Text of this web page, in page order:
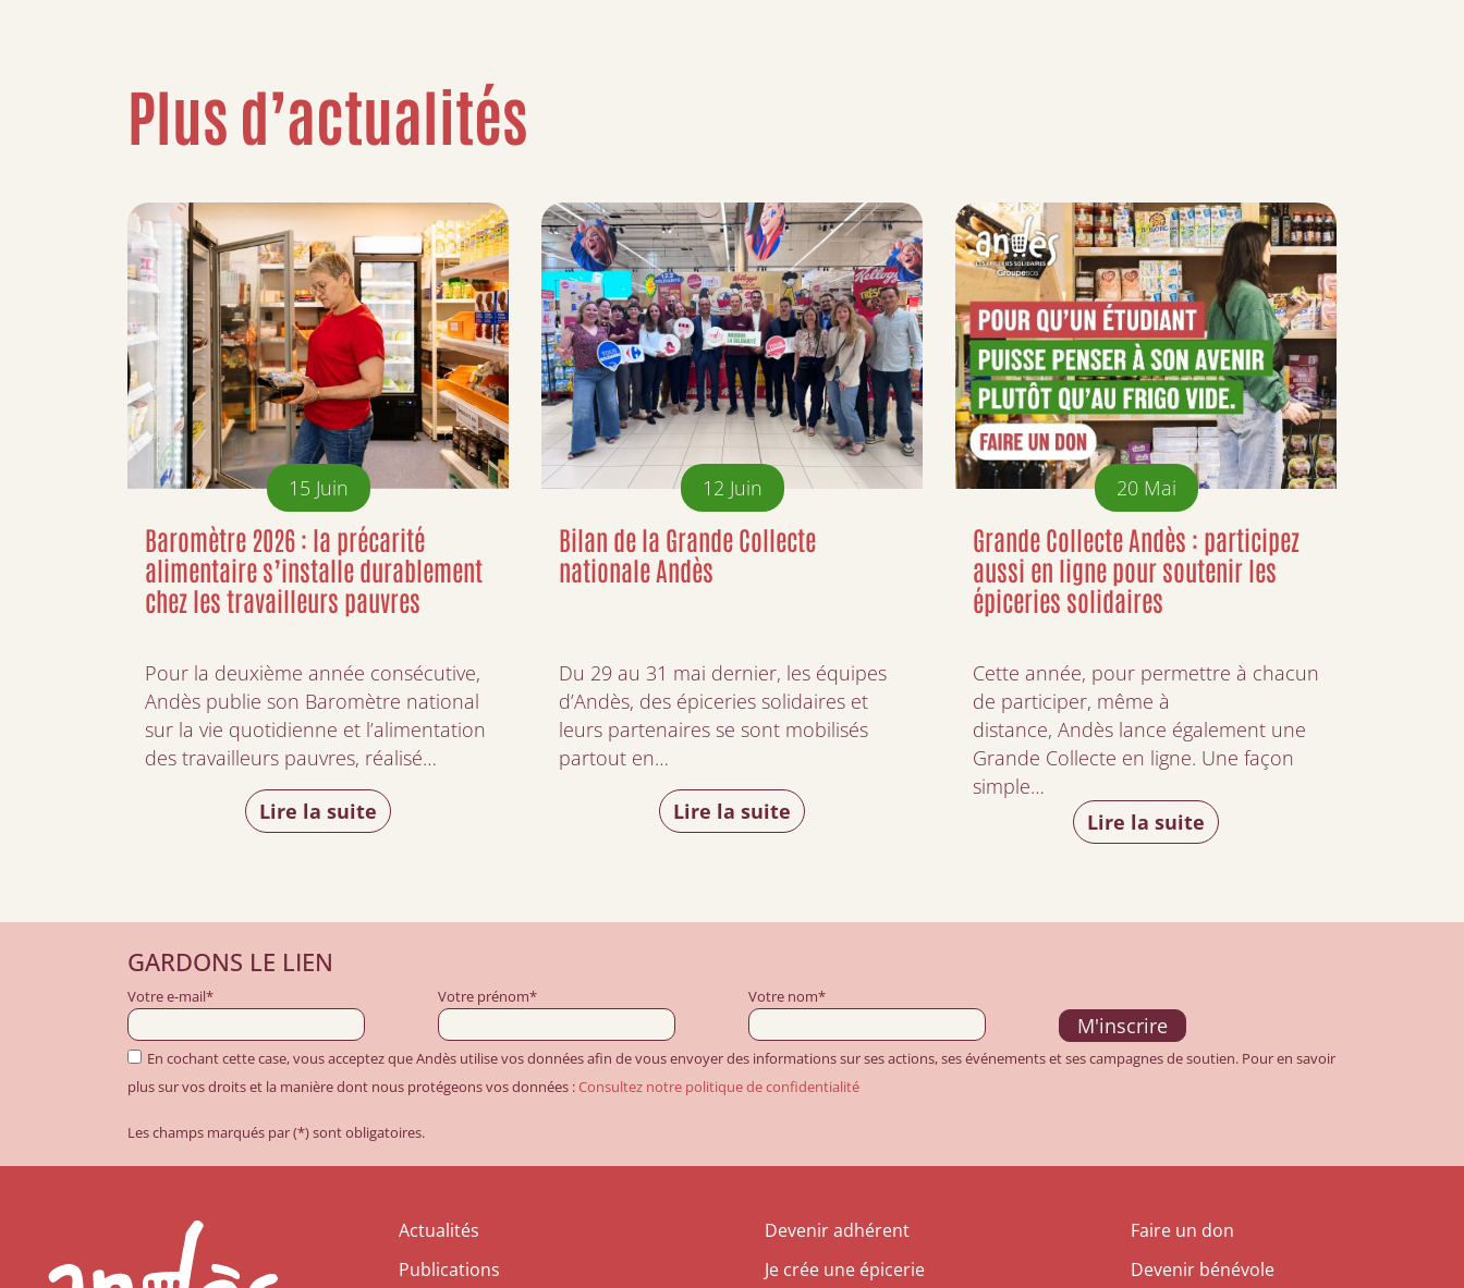
Plus d’actualités
15 Juin
Baromètre 2026 : la précarité
alimentaire s’installe durablement
chez les travailleurs pauvres
Pour la deuxième année consécutive,
Andès publie son Baromètre national
sur la vie quotidienne et l’alimentation
des travailleurs pauvres, réalisé…
Lire la suite
12 Juin
Bilan de la Grande Collecte
nationale Andès
Du 29 au 31 mai dernier, les équipes
d’Andès, des épiceries solidaires et
leurs partenaires se sont mobilisés
partout en…
Lire la suite
20 Mai
Grande Collecte Andès : participez
aussi en ligne pour soutenir les
épiceries solidaires
Cette année, pour permettre à chacun
de participer, même à
distance, Andès lance également une
Grande Collecte en ligne. Une façon
simple…
Lire la suite
GARDONS LE LIEN
Votre e-mail* Votre prénom* Votre nom*
En cochant cette case, vous acceptez que Andès utilise vos données afin de vous envoyer des informations sur ses actions, ses événements et ses campagnes de soutien. Pour en savoir
plus sur vos droits et la manière dont nous protégeons vos données :Consultez notre politique de confidentialité
Les champs marqués par (*) sont obligatoires.
Actualités
Publications
Devenir adhérent
Je crée une épicerie
Faire un don
Devenir bénévole